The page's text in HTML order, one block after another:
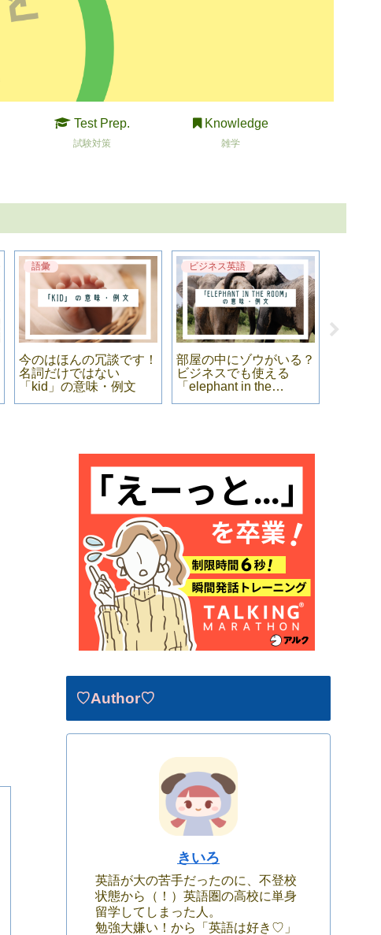
Test Prep.
試験対策
Knowledge
雑学
語彙
今のはほんの冗談です！
名詞だけではない
「kid」の意味・例文
ビジネス英語
部屋の中にゾウがいる？
ビジネスでも使える
「elephant in the
♡Author♡
きいろ
英語が大の苦手だったのに、不登校
状態から（！）英語圏の高校に単身
留学してしまった人。
勉強大嫌い！から「英語は好き♡」